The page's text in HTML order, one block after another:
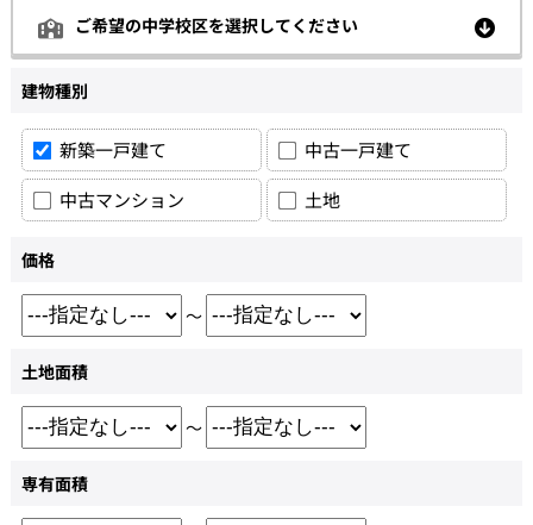
ご希望の中学校区を選択してください
建物種別
新築一戸建て
中古一戸建て
中古マンション
土地
価格
～
土地面積
～
専有面積